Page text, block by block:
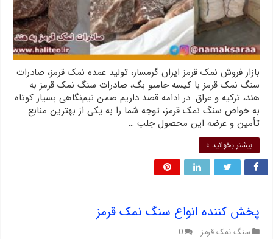
بازار فروش نمک قرمز ایران گرمسار، تولید عمده نمک قرمز، صادرات
سنگ نمک قرمز با کیسه جامبو بگ، صادرات سنگ نمک قرمز به
هند، ترکیه و عراق. در ادامه قصد داریم ضمن نیم‌نگاهی بسیار کوتاه
به خواص سنگ نمک قرمز، توجه شما را به یکی از بهترین منابع
تأمین و عرضه این محصول جلب …
بیشتر بخوانید »
پخش کننده انواع سنگ نمک قرمز
سنگ نمک قرمز 0